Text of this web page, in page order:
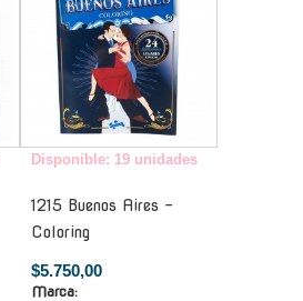
Disponible: 19 unidades
1215 Buenos Aires -
Coloring
$5.750,00
Marca: